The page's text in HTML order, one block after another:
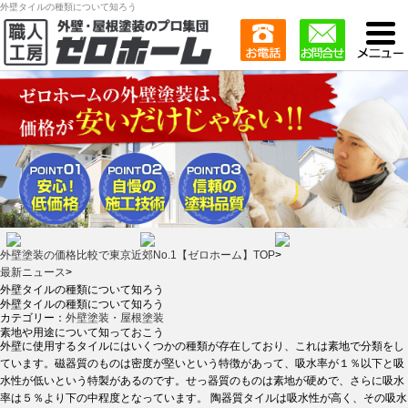
外壁タイルの種類について知ろう
外壁塗装の価格比較で東京近郊No.1【ゼロホーム】TOP>
最新ニュース>
外壁タイルの種類について知ろう
外壁タイルの種類について知ろう
カテゴリー： 外壁塗装・屋根塗装
素地や用途について知っておこう
外壁に使用するタイルにはいくつかの種類が存在しており、これは素地で分類をし
ています。磁器質のものは密度が堅いという特徴があって、吸水率が１％以下と吸
水性が低いという特製があるのです。せっ器質のものは素地が硬めで、さらに吸水
率は５％より下の中程度となっています。 陶器質タイルは吸水性が高く、その吸水